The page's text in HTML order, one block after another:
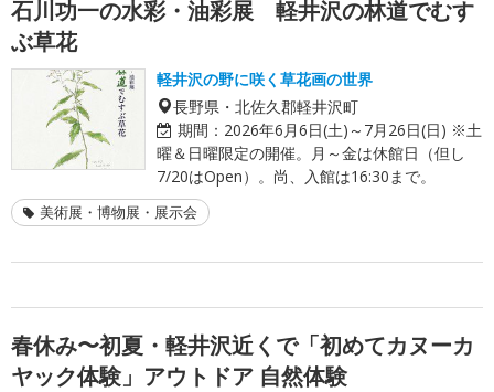
石川功一の水彩・油彩展 軽井沢の林道でむす
ぶ草花
軽井沢の野に咲く草花画の世界
長野県・北佐久郡軽井沢町
期間： 2026年6月6日(土)～7月26日(日) ※土
曜＆日曜限定の開催。月～金は休館日（但し
7/20はOpen）。尚、入館は16:30まで。
美術展・博物展・展示会
春休み〜初夏・軽井沢近くで「初めてカヌーカ
ヤック体験」アウトドア 自然体験